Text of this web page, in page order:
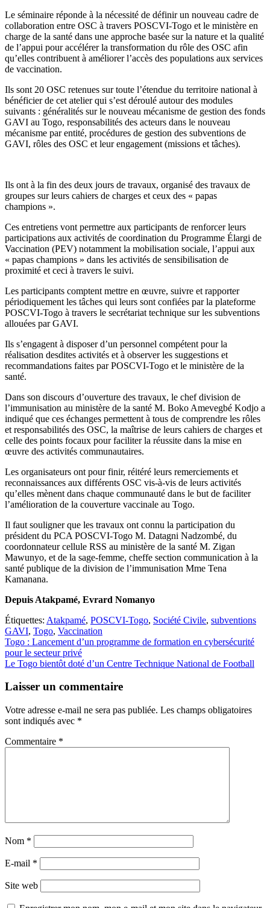
Le séminaire réponde à la nécessité de définir un nouveau cadre de
collaboration entre OSC à travers POSCVI-Togo et le ministère en
charge de la santé dans une approche basée sur la nature et la qualité
de l’appui pour accélérer la transformation du rôle des OSC afin
qu’elles contribuent à améliorer l’accès des populations aux services
de vaccination.
Ils sont 20 OSC retenues sur toute l’étendue du territoire national à
bénéficier de cet atelier qui s’est déroulé autour des modules
suivants : généralités sur le nouveau mécanisme de gestion des fonds
GAVI au Togo, responsabilités des acteurs dans le nouveau
mécanisme par entité, procédures de gestion des subventions de
GAVI, rôles des OSC et leur engagement (missions et tâches).
Ils ont à la fin des deux jours de travaux, organisé des travaux de
groupes sur leurs cahiers de charges et ceux des « papas
champions ».
Ces entretiens vont permettre aux participants de renforcer leurs
participations aux activités de coordination du Programme Élargi de
Vaccination (PEV) notamment la mobilisation sociale, l’appui aux
« papas champions » dans les activités de sensibilisation de
proximité et ceci à travers le suivi.
Les participants comptent mettre en œuvre, suivre et rapporter
périodiquement les tâches qui leurs sont confiées par la plateforme
POSCVI-Togo à travers le secrétariat technique sur les subventions
allouées par GAVI.
Ils s’engagent à disposer d’un personnel compétent pour la
réalisation desdites activités et à observer les suggestions et
recommandations faites par POSCVI-Togo et le ministère de la
santé.
Dans son discours d’ouverture des travaux, le chef division de
l’immunisation au ministère de la santé M. Boko Amevegbé Kodjo a
indiqué que ces échanges permettent à tous de comprendre les rôles
et responsabilités des OSC, la maîtrise de leurs cahiers de charges et
celle des points focaux pour faciliter la réussite dans la mise en
œuvre des activités communautaires.
Les organisateurs ont pour finir, réitéré leurs remerciements et
reconnaissances aux différents OSC vis-à-vis de leurs activités
qu’elles mènent dans chaque communauté dans le but de faciliter
l’amélioration de la couverture vaccinale au Togo.
Il faut souligner que les travaux ont connu la participation du
président du PCA POSCVI-Togo M. Datagni Nadzombé, du
coordonnateur cellule RSS au ministère de la santé M. Zigan
Mawunyo, et de la sage-femme, cheffe section communication à la
santé publique de la division de l’immunisation Mme Tena
Kamanana.
Depuis Atakpamé, Evrard Nomanyo
Étiquettes: Atakpamé, POSCVI-Togo, Société Civile, subventions
GAVI, Togo, Vaccination
Navigation
de
Togo : Lancement d’un programme de formation en cybersécurité
pour le secteur privé
Le Togo bientôt doté d’un Centre Technique National de Football
Laisser un commentaire
Votre adresse e-mail ne sera pas publiée. Les champs obligatoires
sont indiqués avec *
Commentaire *
Nom *
E-mail *
Site web